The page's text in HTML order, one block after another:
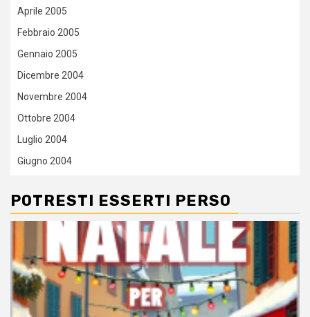
Aprile 2005
Febbraio 2005
Gennaio 2005
Dicembre 2004
Novembre 2004
Ottobre 2004
Luglio 2004
Giugno 2004
POTRESTI ESSERTI PERSO